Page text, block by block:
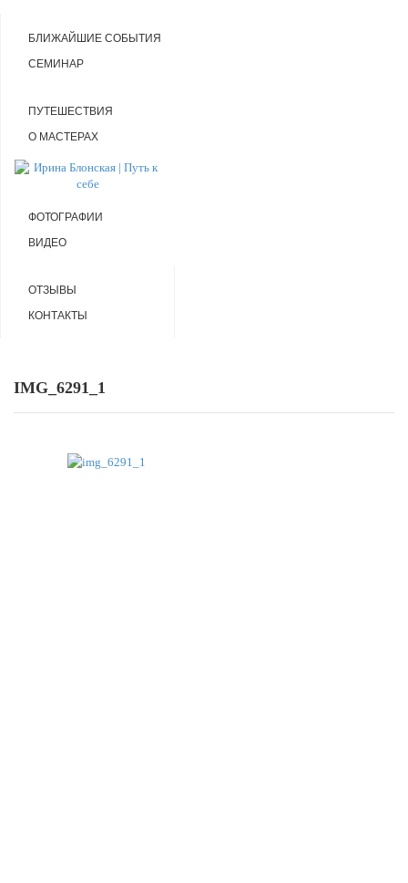
БЛИЖАЙШИЕ СОБЫТИЯ
СЕМИНАР
ПУТЕШЕСТВИЯ
О МАСТЕРАХ
ФОТОГРАФИИ
ВИДЕО
ОТЗЫВЫ
КОНТАКТЫ
IMG_6291_1